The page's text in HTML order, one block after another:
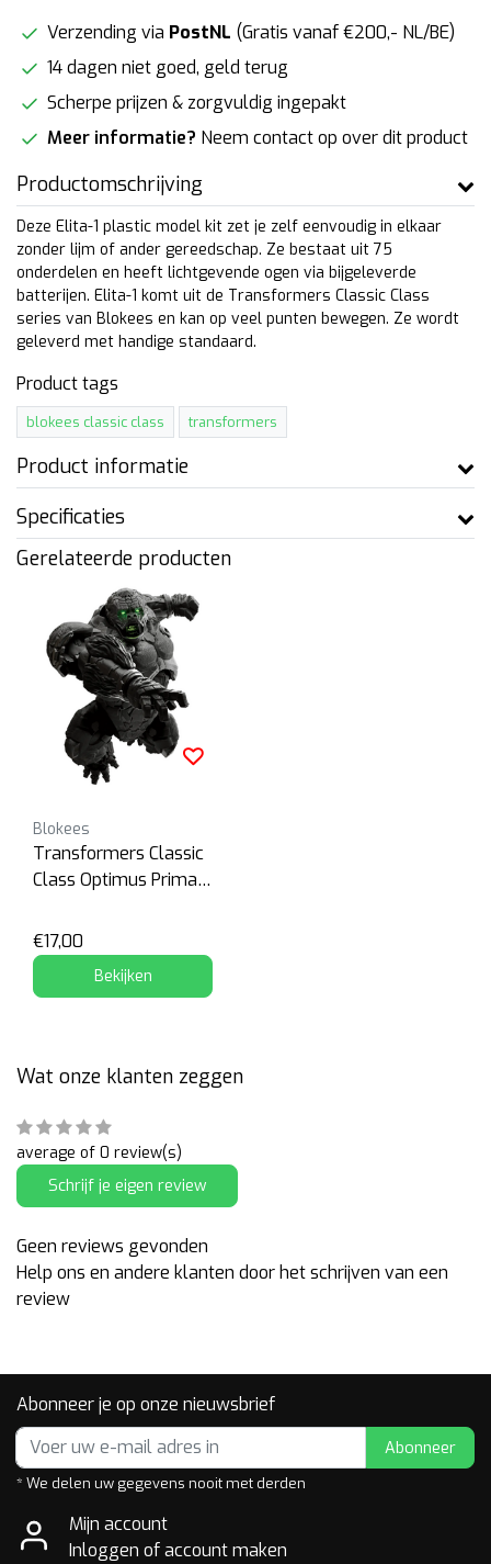
Verzending via PostNL (Gratis vanaf €200,- NL/BE)
14 dagen niet goed, geld terug
Scherpe prijzen & zorgvuldig ingepakt
Meer informatie? Neem contact op over dit product
Productomschrijving
Deze Elita-1 plastic model kit zet je zelf eenvoudig in elkaar
zonder lijm of ander gereedschap. Ze bestaat uit 75
onderdelen en heeft lichtgevende ogen via bijgeleverde
batterijen. Elita-1 komt uit de Transformers Classic Class
series van Blokees en kan op veel punten bewegen. Ze wordt
geleverd met handige standaard.
Product tags
blokees classic class transformers
Product informatie
Specificaties
Gerelateerde producten
Blokees
Transformers Classic
Class Optimus Primal
€17,00
Bekijken
Wat onze klanten zeggen
average of 0 review(s)
Schrijf je eigen review
Geen reviews gevonden
Help ons en andere klanten door het schrijven van een
review
Abonneer je op onze nieuwsbrief
Abonneer
* We delen uw gegevens nooit met derden
Mijn account
Inloggen of account maken